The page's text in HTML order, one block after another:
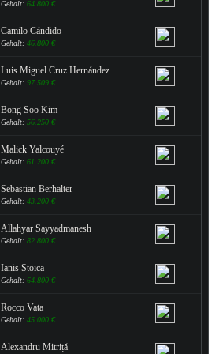
Gehalt: 64.800 €
Camilo Cándido
Gehalt: 46.800 €
Luis Miguel Cruz Hernández
Gehalt: 97.509 €
Bong Soo Kim
Gehalt: 56.250 €
Malick Yalcouyé
Gehalt: 61.200 €
Sebastian Berhalter
Gehalt: 43.200 €
Allahyar Sayyadmanesh
Gehalt: 82.800 €
Ianis Stoica
Gehalt: 64.800 €
Rocco Vata
Gehalt: 45.000 €
Alexandru Mitriță